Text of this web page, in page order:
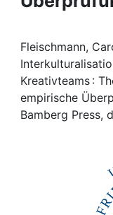
My FIS
Help
Fleischmann,
Kreativteams :
empirische
Bamberg Press,